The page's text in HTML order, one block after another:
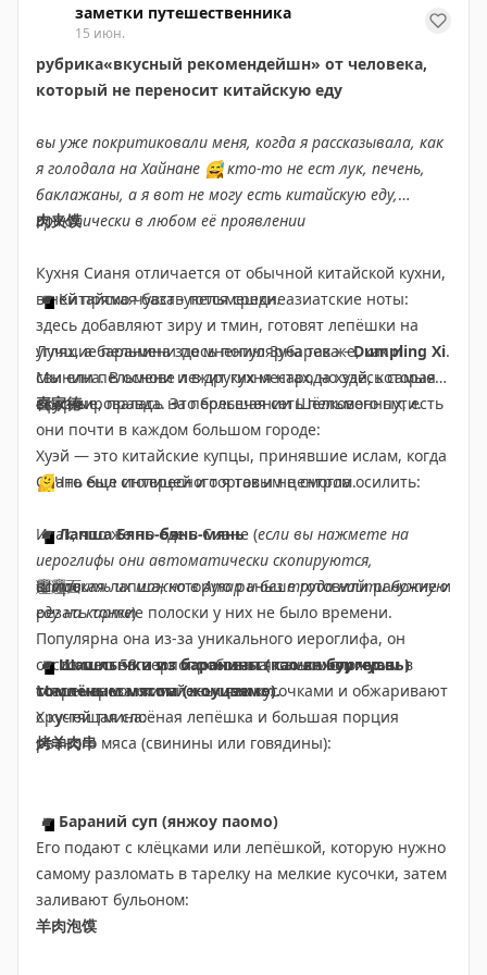
Легенда о верблюжьих колокольчиках
настоящие волки и верблюды пробегают прямо мимо
Уникальное шоу с передвижной сценой, впервые
использующее вращающиеся передвижные
зрительские места.
Шоу, по отзывам, не сильно впечатляющее, но
посетить можно, мы с мамой решили не тратить на
него время,
билет можно купить на трипкоме
Другие шоу Сианя, на которые мы решили не
идти и никаких отзывов о них я не слышала:
◾️ The Immortal Legion performance
бессмертный
легион
(шоу 2026 года), душевное представление о
культуре эпохи Цинь,
билеты можно приобрести на
трипкоме
◾️ Ancient City Flames Show – огни древнего города
еще одна выдающаяся работа курортной зоны Huaxia
Tourism в Сиане после шоу «Легенда о верблюжьих
колокольчиках». Зрители переносятся в эпоху
Республики Китай, на поле боя, где они смогут стать
свидетелями легендарных подвигов героев,
можно купить на трипкоме
◾️
рассказывает о эпохе Тан. Место проведения шоу
удобно расположено, можно добавить изюминку в
билеты можно купить
на трипкоме
так и не смогла, в сервисе есть ограничения на
отправку SMS на иностранные номера, ловила
моменты утром, днем, ночью - безуспешно
Упрощённый клон UP App, которого хватит для
базовых нужд, созданный для туристов. В первый
день у меня практически нигде не срабатывало
приложение, я уже начала паниковать, но со второго
дня работало везде и без перебоев (подозреваю, что
проблема была не на моей стороне)
🇨🇳 AliPay ( Android
Привязываются зарубежные карты, можно платить с
баланса (нужно пополнить заранее). В начале
декабря к AliPay начали привязываться и российские
карты UnionPay АТБ (карты РСХБ не привязываются!).
Также можно пополнять через Сбер или Т-Банк, но
существует риск блокировки аккаунта Alipay!
переводила со сбера небольшие суммы, только чтобы
заказывать такси. Еще как вариант попросить
прохожего китайца (или знакомого) закинуть вам
деньги на Alipay, а ему дать наличку, но я так поняла у
них существуют лимиты на перевод, только 1 из 5
человек согласились на такую авантюру
🇨🇳 WeChat ( / Android
Привязываются зарубежные карты и UnionPay АТБ,
можно платить с баланса (нужно пополнить заранее).
пользовалась
Старая добрая наличка, казалось бы самый надежный
Но если вы захотите поддержать Skyline Cinema, вы
сможете оплатить билет любой комфортной для вас
суммой. Я считаю, что любая работа должна быть
Мы вчера смотрели форсаж, ну как смотрели, я опять
спала😅но я не о чем не жалею😅
заметки путешественника
15 июн.
рубрика«вкусный рекомендейшн» от человека,
который не переносит китайскую еду
вы уже покритиковали меня, когда я рассказывала, как
я голодала на Хайнане 😅кто-то не ест лук, печень,
баклажаны, а я вот не могу есть китайскую еду,
практически в любом её проявлении
Кухня Сианя отличается от обычной китайской кухни,
в ней прямо чувствуются среднеазиатские ноты:
здесь добавляют зиру и тмин, готовят лепёшки на
углях, а баранина здесь популярна так же, как и
свинина. В основе лежит кухня народа хуэй, которая
сформировалась на пересечении Шёлкового пути.
Хуэй — это китайские купцы, принявшие ислам, когда
Сиань был столицей и торговым центром.
Итак, что же по еде в Сиане (если вы нажмете на
иероглифы они автоматически скопируются,
вставить их можно в Amap и без труда найти нужную
еду на карте)
◾️Из местного я попробовала толькобургер с
томлёным мясом (жоуцзямо).
Хрустящая слоёная лепёшка и большая порция
рваного мяса (свинины или говядины):
肉夹馍
◾️Китайская база - пельмешки.
Лучшие пельмени по мнению Зубарева -Dumpling Xi.
Мы ели пельмени и в других местах, но здесь самые
вкусные, правда. Это большая сеть пельменных, есть
они почти в каждом большом городе:
喜家德
🫠Что еще интересного я так и не смогла осилить:
◾️Лапша Бянь-бянь-мянь
Широкая лапша, которую раньше готовили рабочие и
резать тонкие полоски у них не было времени.
Популярна она из-за уникального иероглифа, он
состоит из 58 черт и считается самым сложным в
современном китайском языке:
𰻝𰻝面
◾️Шашлычки из баранины (као янжоу чуань)
Мясо нарезают маленькими кусочками и обжаривают
с кучей тмина:
烤羊肉串
◾️ Бараний суп (янжоу паомо)
Его подают с клёцками или лепёшкой, которую нужно
самому разломать в тарелку на мелкие кусочки, затем
заливают бульоном:
羊肉泡馍